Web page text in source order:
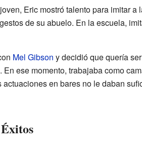
Eric mostró talento para imitar a
de su abuelo. En la escuela,
Mel Gibson y decidió que quería
ese momento, trabajaba como
actuaciones en bares no le daban